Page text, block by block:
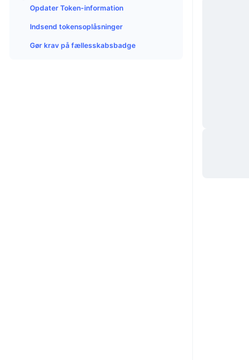
Opdater Token-information
Indsend tokensoplåsninger
Gør krav på fællesskabsbadge